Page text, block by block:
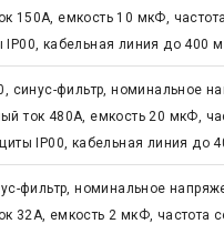
150А, емкость 10 мкФ,
IP00, кабельная линия до 400 м
синус-фильтр, номинальное
ток 480А, емкость 20 мкФ,
IP00, кабельная линия до
фильтр, номинальное
32А, емкость 2 мкФ, частота